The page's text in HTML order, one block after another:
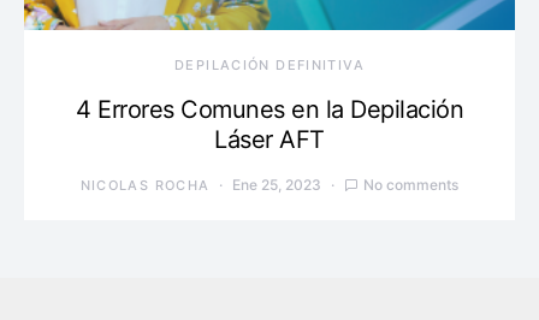
DEPILACIÓN DEFINITIVA
4 Errores Comunes en la Depilación
Láser AFT
NICOLAS ROCHA Ene 25, 2023 No comments